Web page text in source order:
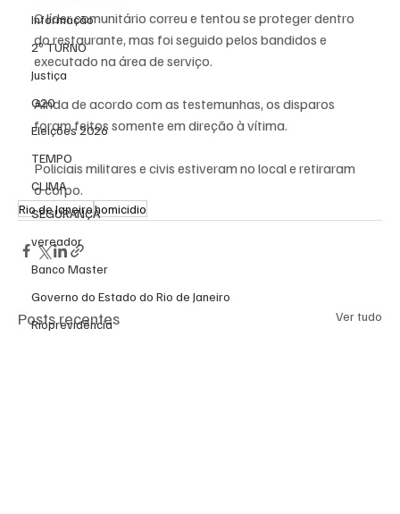
Informação
2º TURNO
Justiça
G20
Eleições 2026
TEMPO
CLIMA
SEGURANÇA
vereador
Banco Master
Governo do Estado do Rio de Janeiro
Rioprevidência
O líder comunitário correu e tentou se proteger dentro
do restaurante, mas foi seguido pelos bandidos e
executado na área de serviço.
Ainda de acordo com as testemunhas, os disparos
foram feitos somente em direção à vítima.
Policiais militares e civis estiveram no local e retiraram
o corpo.
Rio de Janeirohomicidio
Posts recentes Ver tudo